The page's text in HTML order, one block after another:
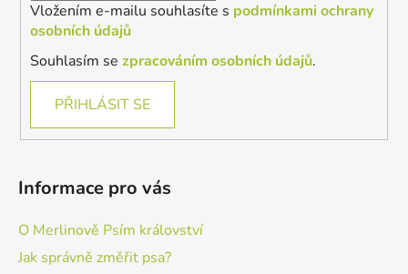
Vložením e-mailu souhlasíte s podmínkami ochrany
osobních údajů
Souhlasím se zpracováním osobních údajů.
PŘIHLÁSIT SE
Informace pro vás
O Merlinově Psím království
Jak správně změřit psa?